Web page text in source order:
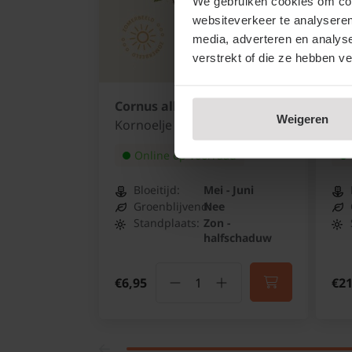
websiteverkeer te
media, adverteren en
verstrekt of die ze hebben
Weigeren
Cornus alba 'Elegantissima'
Kornoelje
Online op voorraad
Bloeitijd:
Mei - Juni
Groenblijvend:Nee
Standplaats: Zon -
halfschaduw
€6,95